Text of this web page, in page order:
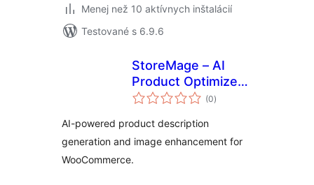
Menej než 10 aktívnych inštalácií
Testované s 6.9.6
StoreMage – AI
Product Optimizer
for WooCommerce
(0celkové
hodnotenie
)
AI-powered product description
generation and image enhancement for
WooCommerce.